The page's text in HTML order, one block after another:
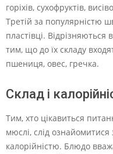
горіхів, сухофруктів,
Третій за популярністю
пластівці.
тим, що до їх складу
пшениця, овес, гречка.
Склад і
Тим, хто цікавиться
мюслі, слід ознайомитися
калорійністю. Блюдо